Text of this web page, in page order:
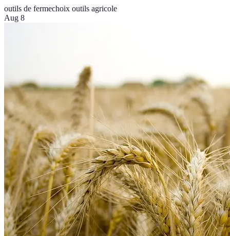
outils de fermechoix outils agricole
Aug 8